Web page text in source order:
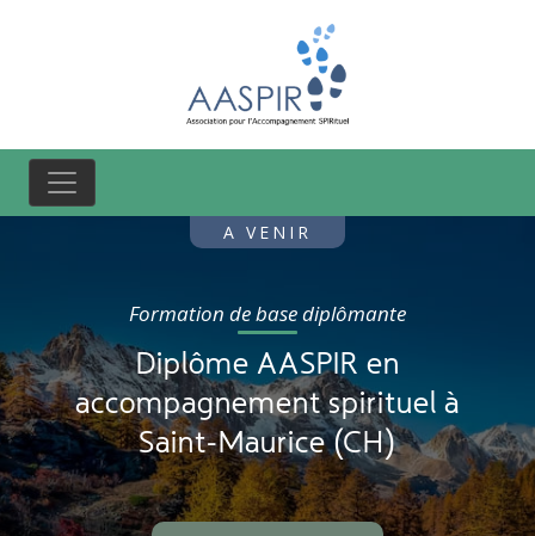
A VENIR
Formation de base diplômante
Diplôme AASPIR en
accompagnementspirituel à
Saint-Maurice (CH)